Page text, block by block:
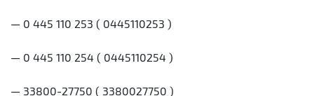
— 0 445 110 253 ( 0445110253 )
— 0 445 110 254 ( 0445110254 )
— 33800-27750 ( 3380027750 )